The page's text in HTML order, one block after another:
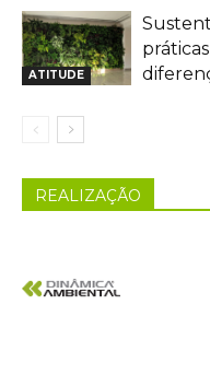
ATITUDE
REALIZAÇÃO